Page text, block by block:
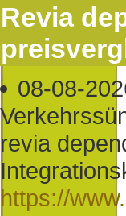
Revia
08-08-
revia
https://